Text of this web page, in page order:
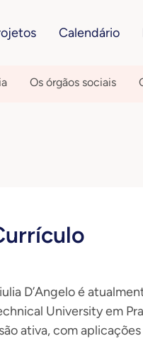
Calendário
Os órgãos sociais
D’Angelo é
University em
ativa, com